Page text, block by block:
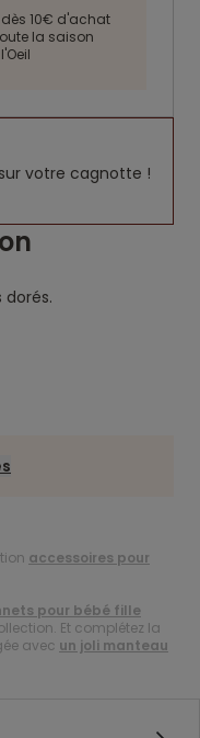
10€ d'achat
la saison
votre cagnotte !
accessoires pour
pour bébé fille
Et complétez la
avec un joli manteau